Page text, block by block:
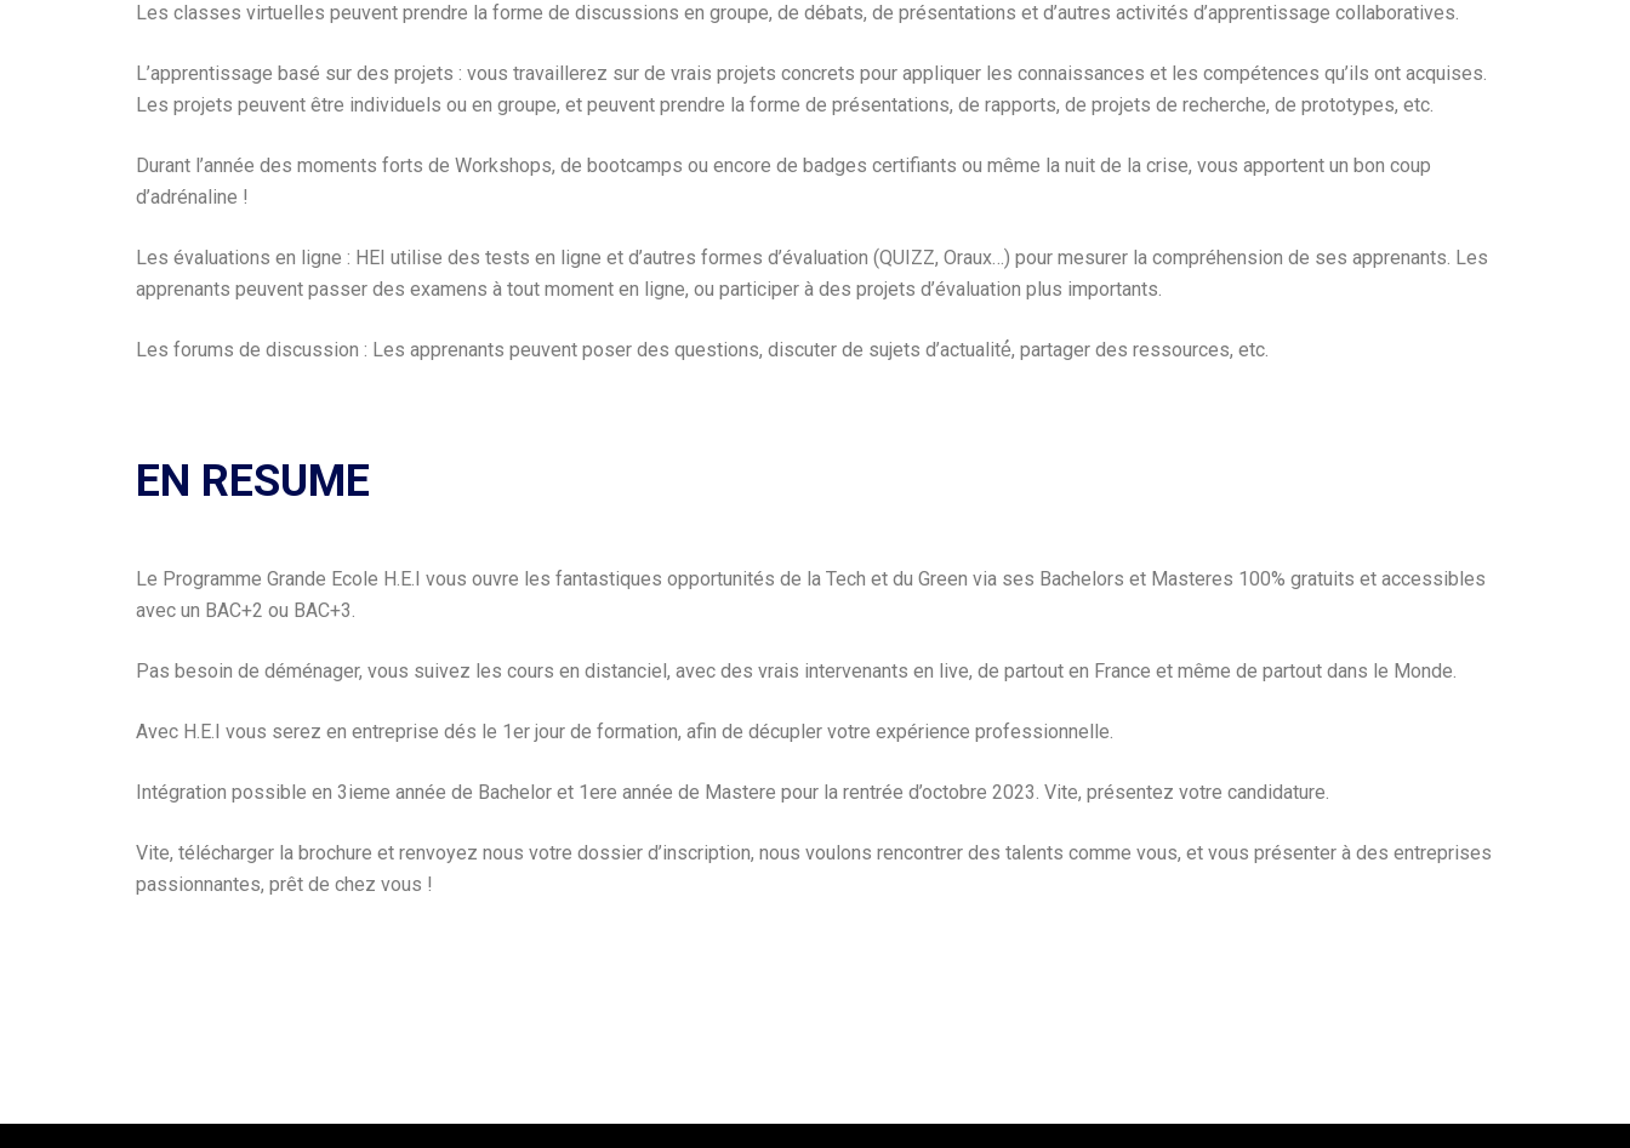
Les classes virtuelles peuvent prendre ​la forme de discussions en groupe, de débats, de présentations et d’autres activités d’apprentissage collaboratives.
L’apprentissage basé sur des projets : vous travaillerez sur de vrais projets concrets pour appliquer les connaissances et les compétences qu’ils ont acquises.
Les projets peuvent être individuels ou en groupe, et peuvent prendre la forme de présentations, de rapports, de projets de recherche, de prototypes, etc.
Durant l’année des moments forts de Workshops, de bootcamps ou encore de badges certifiants ou même la nuit de la crise, vous apportent un bon coup
d’adrénaline !
​Les évaluations en ligne : HEI utilise des tests en ligne et d’autres formes d’évaluation (QUIZZ, Oraux…) pour mesurer la compréhension de ses apprenants. Les
apprenants peuvent passer des examens à tout moment en ligne, ou participer à des projets d’évaluation plus importants.
Les forums de discussion : Les apprenants peuvent poser des questions, discuter de sujets d’actualité́, partager des ressources, etc.
EN RESUME
Le Programme Grande Ecole H.E.I vous ouvre les fantastiques opportunités de la Tech et du Green via ses Bachelors et Masteres 100% gratuits et accessibles
avec un BAC+2 ou BAC+3.
Pas besoin de déménager, vous suivez les cours en distanciel, avec des vrais intervenants en live, de partout en France et même de partout dans le Monde.
Avec H.E.I vous serez en entreprise dés le 1er jour de formation, afin de décupler votre expérience professionnelle.
Intégration possible en 3ieme année de Bachelor et 1ere année de Mastere pour la rentrée d’octobre 2023. Vite, présentez votre candidature.
Vite, télécharger la brochure et renvoyez nous votre dossier d’inscription, nous voulons rencontrer des talents comme vous, et vous présenter à des entreprises
passionnantes, prêt de chez vous !